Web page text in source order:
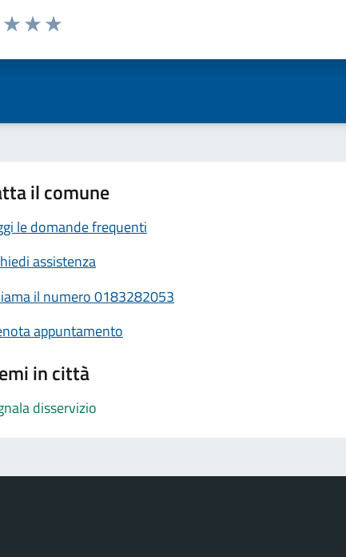
1 a 5 stelle la pagina
il comune
le domande frequenti
assistenza
il numero 0183282053
appuntamento
in città
disservizio